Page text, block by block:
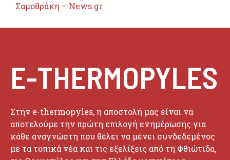
Σαμοθράκη – News.gr
E-THERMOPYLES
Στην e-thermopyles, η αποστολή μας είναι να
αποτελούμε την πρώτη επιλογή ενημέρωσης για
κάθε αναγνώστη που θέλει να μένει συνδεδεμένος
με τα τοπικά νέα και τις εξελίξεις από τη Φθιώτιδα,